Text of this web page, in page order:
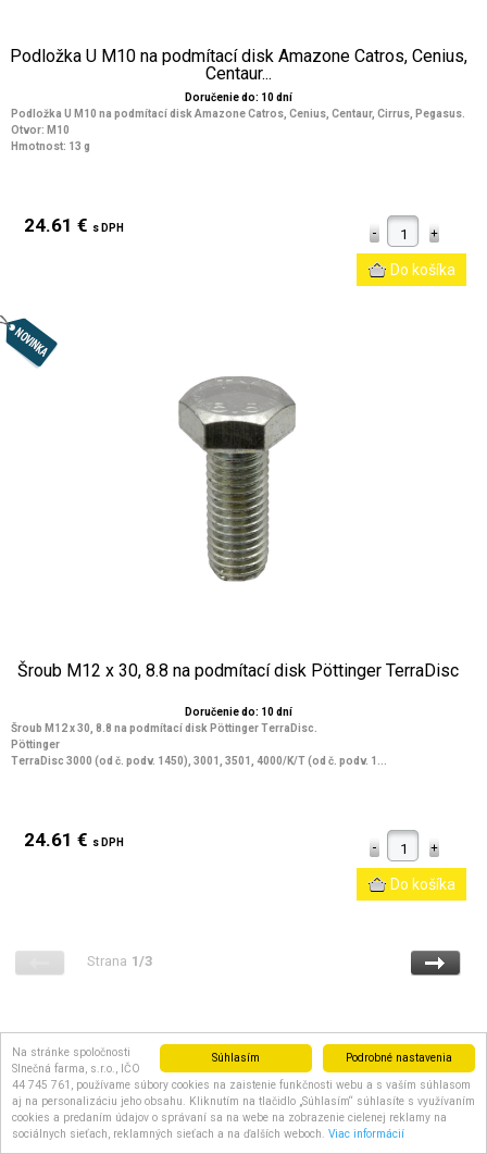
Podrobné nastavenia
Súhlasím
Na stránke spoločnosti
Slnečná farma, s.r.o., IČO
44 745 761, používame súbory cookies na zaistenie funkčnosti webu a s vaším súhlasom
aj na personalizáciu jeho obsahu. Kliknutím na tlačidlo „Súhlasím“ súhlasíte s využívaním
cookies a predaním údajov o správaní sa na webe na zobrazenie cielenej reklamy na
sociálnych sieťach, reklamných sieťach a na ďalších weboch. Viac informácií
Podložka U M10 na podmítací disk Amazone Catros, Cenius,
Centaur...
Doručenie do: 10 dní
Podložka U M10 na podmítací disk Amazone Catros, Cenius, Centaur, Cirrus, Pegasus.
Otvor: M10
Hmotnost: 13 g
24.61 € s DPH
Šroub M12 x 30, 8.8 na podmítací disk Pöttinger TerraDisc
Doručenie do: 10 dní
Šroub M12 x 30, 8.8 na podmítací disk Pöttinger TerraDisc.
Pöttinger
TerraDisc 3000 (od č. podv. 1450), 3001, 3501, 4000/K/T (od č. podv. 1...
24.61 € s DPH
Strana 1/3
PRIHLÁSTE SA NA ODBER
NOVINIEK